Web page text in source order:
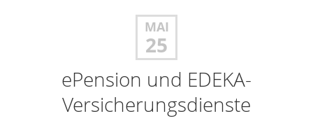
MAI
25
ePension und EDEKA-
Versicherungsdienste